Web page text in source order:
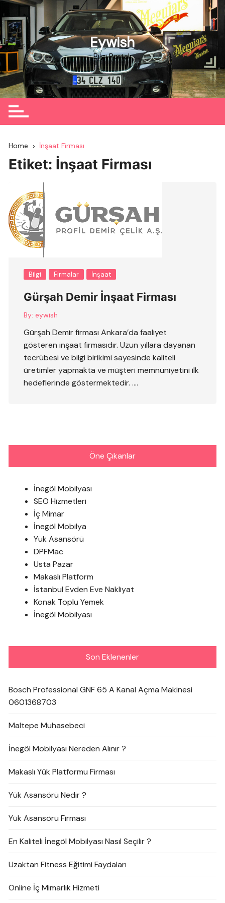
Skip
to
content
Eywish
Bilgi Portalı
Home İnşaat Firması
Etiket: İnşaat Firması
Bilgi Firmalar İnşaat
Gürşah Demir İnşaat Firması
By: eywish
Gürşah Demir firması Ankara’da faaliyet
gösteren inşaat firmasıdır. Uzun yıllara dayanan
tecrübesi ve bilgi birikimi sayesinde kaliteli
üretimler yapmakta ve müşteri memnuniyetini ilk
hedeflerinde göstermektedir. ….
Öne Çıkanlar
İnegöl Mobilyası
SEO Hizmetleri
İç Mimar
İnegöl Mobilya
Yük Asansörü
DPFMac
Usta Pazar
Makaslı Platform
İstanbul Evden Eve Nakliyat
Konak Toplu Yemek
İnegöl Mobilyası
Son Eklenenler
Bosch Professional GNF 65 A Kanal Açma Makinesi
0601368703
Maltepe Muhasebeci
İnegöl Mobilyası Nereden Alınır ?
Makaslı Yük Platformu Firması
Yük Asansörü Nedir ?
Yük Asansörü Firması
En Kaliteli İnegöl Mobilyası Nasıl Seçilir ?
Uzaktan Fitness Eğitimi Faydaları
Online İç Mimarlık Hizmeti